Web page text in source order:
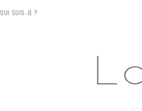
QUI SUIS-JE ?